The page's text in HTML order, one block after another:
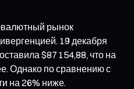
рынок
19 декабря
$87 154,88, что на
Однако по сравнению с
на 26% ниже.